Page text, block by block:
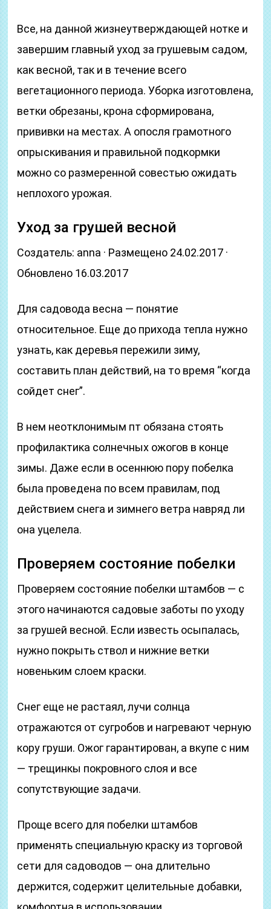
Все, на данной жизнеутверждающей нотке и
завершим главный уход за грушевым садом,
как весной, так и в течение всего
вегетационного периода. Уборка изготовлена,
ветки обрезаны, крона сформирована,
прививки на местах. А опосля грамотного
опрыскивания и правильной подкормки
можно со размеренной совестью ожидать
неплохого урожая.
Уход за грушей весной
Создатель: anna · Размещено 24.02.2017 ·
Обновлено 16.03.2017
Для садовода весна — понятие
относительное. Еще до прихода тепла нужно
узнать, как деревья пережили зиму,
составить план действий, на то время “когда
сойдет снег”.
В нем неотклонимым пт обязана стоять
профилактика солнечных ожогов в конце
зимы. Даже если в осеннюю пору побелка
была проведена по всем правилам, под
действием снега и зимнего ветра навряд ли
она уцелела.
Проверяем состояние побелки
Проверяем состояние побелки штамбов — с
этого начинаются садовые заботы по уходу
за грушей весной. Если известь осыпалась,
нужно покрыть ствол и нижние ветки
новеньким слоем краски.
Снег еще не растаял, лучи солнца
отражаются от сугробов и нагревают черную
кору груши. Ожог гарантирован, а вкупе с ним
— трещинкы покровного слоя и все
сопутствующие задачи.
Проще всего для побелки штамбов
применять специальную краску из торговой
сети для садоводов — она длительно
держится, содержит целительные добавки,